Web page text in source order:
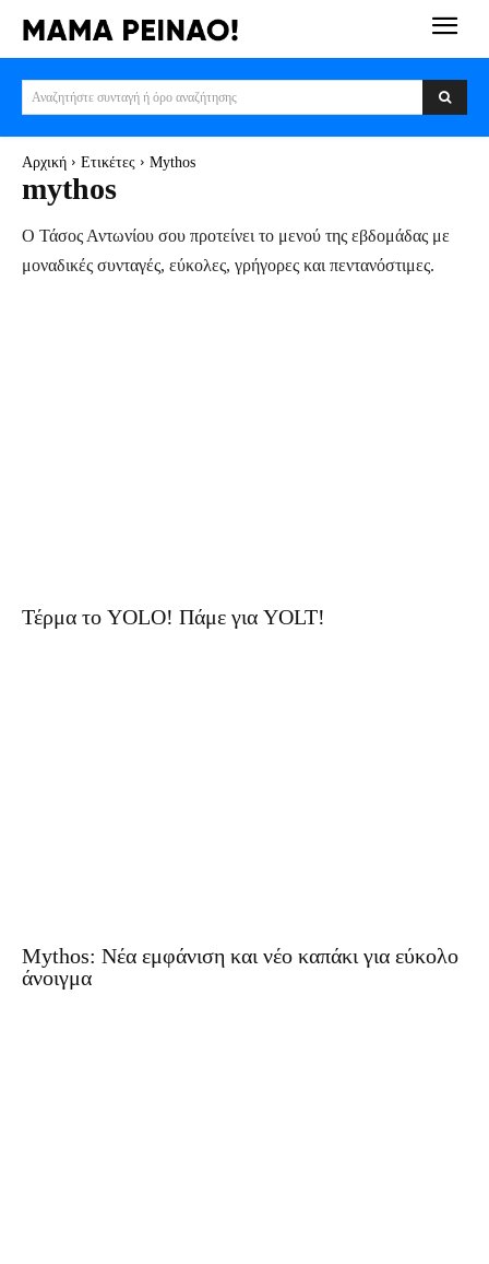
Αναζητήστε συνταγή ή όρο αναζήτησης
Αρχική Ετικέτες Mythos
mythos
Ο Τάσος Αντωνίου σου προτείνει το μενού της εβδομάδας με
μοναδικές συνταγές, εύκολες, γρήγορες και πεντανόστιμες.
Τέρμα το YOLO! Πάμε για YOLT!
Mythos: Νέα εμφάνιση και νέο καπάκι για εύκολο
άνοιγμα